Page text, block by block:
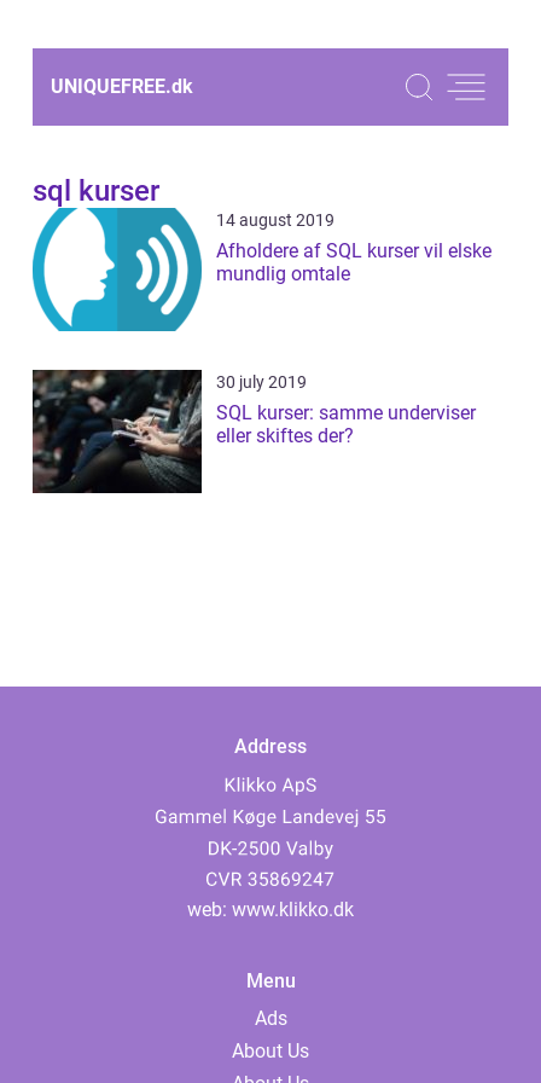
UNIQUEFREE.dk
sql kurser
14 august 2019
Afholdere af SQL kurser vil elske
mundlig omtale
30 july 2019
SQL kurser: samme underviser
eller skiftes der?
Address
web: www.klikko.dk
Menu
Ads
About Us